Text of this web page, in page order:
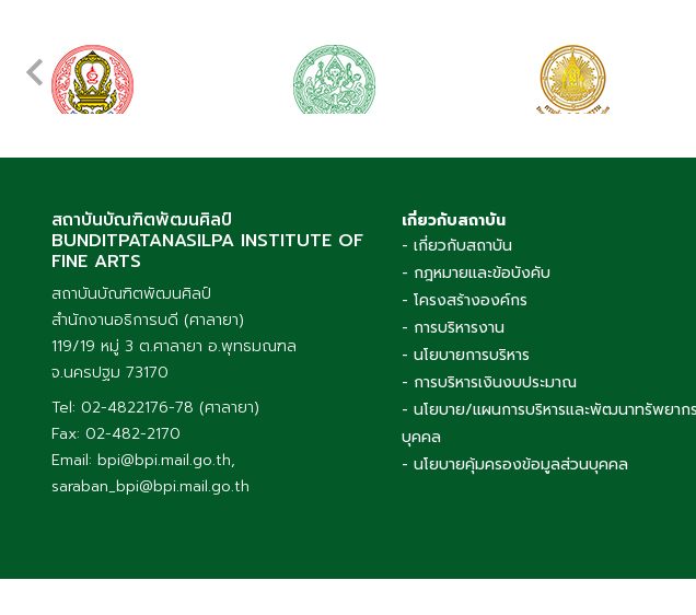
สถาบันบัณฑิตพัฒนศิลป์
BUNDITPATANASILPA INSTITUTE OF
FINE ARTS
สถาบันบัณฑิตพัฒนศิลป์
สำนักงานอธิการบดี (ศาลายา)
119/19 หมู่ 3 ต.ศาลายา อ.พุทธมณฑล
จ.นครปฐม 73170
Tel: 02-4822176-78 (ศาลายา)
Fax: 02-482-2170
Email: bpi@bpi.mail.go.th,
saraban_bpi@bpi.mail.go.th
เกี่ยวกับสถาบัน
- เกี่ยวกับสถาบัน
- กฎหมายและข้อบังคับ
- โครงสร้างองค์กร
- การบริหารงาน
- นโยบายการบริหาร
- การบริหารเงินงบประมาณ
- นโยบาย/แผนการบริหารและพัฒนาทรัพยากร
บุคคล
- นโยบายคุ้มครองข้อมูลส่วนบุคคล